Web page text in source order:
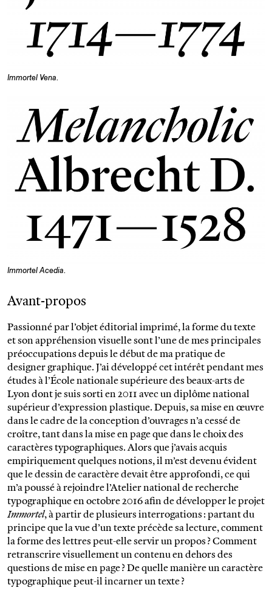
Immortel Vena.
Immortel Acedia.
Avant-propos
Passionné par l’objet éditorial imprimé, la forme du texte
et son appréhension visuelle sont l’une de mes principales
préoccupations depuis le début de ma pratique de
designer graphique. J’ai développé cet intérêt pendant mes
études à l’École nationale supérieure des beaux-arts de
Lyon dont je suis sorti en 2011 avec un diplôme national
supérieur d’expression plastique. Depuis, sa mise en œuvre
dans le cadre de la conception d’ouvrages n’a cessé de
croître, tant dans la mise en page que dans le choix des
caractères typographiques. Alors que j’avais acquis
empiriquement quelques notions, il m’est devenu évident
que le dessin de caractère devait être approfondi, ce qui
m’a poussé à rejoindre l’Atelier national de recherche
typographique en octobre 2016 afin de développer le projet
Immortel, à partir de plusieurs interrogations : partant du
principe que la vue d’un texte précède sa lecture, comment
la forme des lettres peut-elle servir un propos ? Comment
retranscrire visuellement un contenu en dehors des
questions de mise en page ? De quelle manière un caractère
typographique peut-il incarner un texte ?